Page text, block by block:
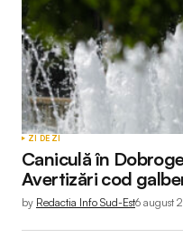
ZI DE ZI
Caniculă în
Avertizări cod
by Redactia Info Sud-Est6 august